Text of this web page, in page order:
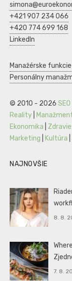
+421 907 234 066
+420 774 699 168
LinkedIn
Manažérske funkcie
Personálny
© 2010 - 2026 SEO
Reality
Ekonomika
Zdravie
Marketing
Kultúra
NAJNOVŠIE
8. 8.
7. 8.